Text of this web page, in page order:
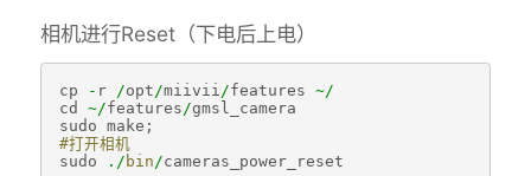
相机进行Reset（下电后上电）
cp - r /opt /miivii /features ~/
cd
~/features /gmsl_camera
sudo make ;
#打开相机
sudo
./ bin /cameras_power_reset